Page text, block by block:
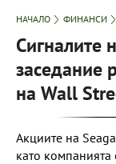
НАЧАЛО ФИНАНСИ
Сигналите
заседание
на Wall
Акциите на
като